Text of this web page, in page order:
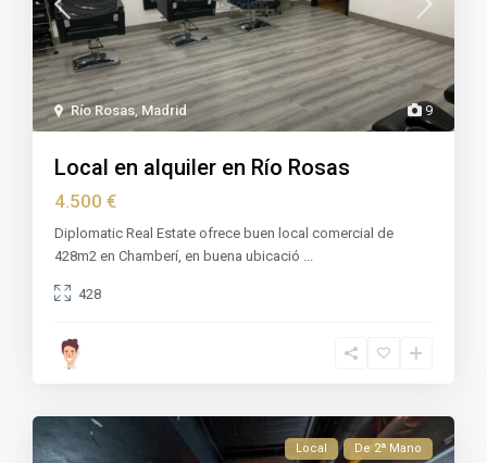
9
Río Rosas, Madrid
Local en alquiler en Río Rosas
4.500 €
Diplomatic Real Estate ofrece buen local comercial de
428m2 en Chamberí, en buena ubicació ...
428
Local De 2ª Mano